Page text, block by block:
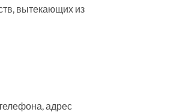
вытекающих из
адрес